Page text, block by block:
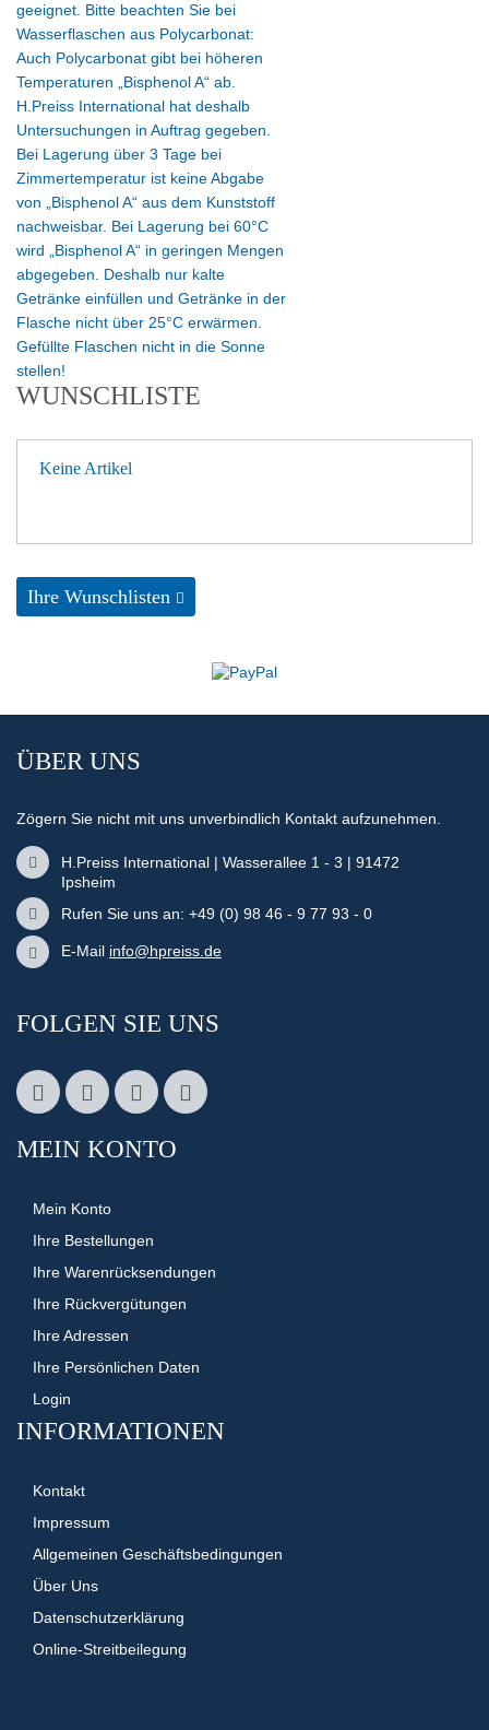
geeignet. Bitte beachten Sie bei
Wasserflaschen aus Polycarbonat:
Auch Polycarbonat gibt bei höheren
Temperaturen „Bisphenol A“ ab.
H.Preiss International hat deshalb
Untersuchungen in Auftrag gegeben.
Bei Lagerung über 3 Tage bei
Zimmertemperatur ist keine Abgabe
von „Bisphenol A“ aus dem Kunststoff
nachweisbar. Bei Lagerung bei 60°C
wird „Bisphenol A“ in geringen Mengen
abgegeben. Deshalb nur kalte
Getränke einfüllen und Getränke in der
Flasche nicht über 25°C erwärmen.
Gefüllte Flaschen nicht in die Sonne
stellen!
WUNSCHLISTE
Keine Artikel
Ihre Wunschlisten
ÜBER UNS
Zögern Sie nicht mit uns unverbindlich Kontakt aufzunehmen.
H.Preiss International | Wasserallee 1 - 3 | 91472
Ipsheim
Rufen Sie uns an: +49 (0) 98 46 - 9 77 93 - 0
E-Mail info@hpreiss.de
FOLGEN SIE UNS
MEIN KONTO
Mein Konto
Ihre Bestellungen
Ihre Warenrücksendungen
Ihre Rückvergütungen
Ihre Adressen
Ihre Persönlichen Daten
Login
INFORMATIONEN
Kontakt
Impressum
Allgemeinen Geschäftsbedingungen
Über Uns
Datenschutzerklärung
Online-Streitbeilegung